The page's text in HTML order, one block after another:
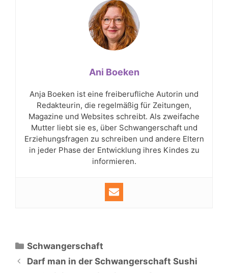
Ani Boeken
Anja Boeken ist eine freiberufliche Autorin und
Redakteurin, die regelmäßig für Zeitungen,
Magazine und Websites schreibt. Als zweifache
Mutter liebt sie es, über Schwangerschaft und
Erziehungsfragen zu schreiben und andere Eltern
in jeder Phase der Entwicklung ihres Kindes zu
informieren.
Kategorien
Schwangerschaft
Darf man in der Schwangerschaft Sushi